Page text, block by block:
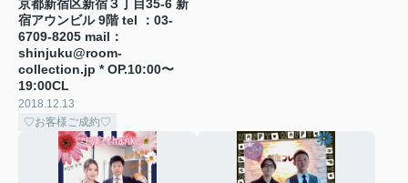
京都新宿区新宿３丁目35-6 新
宿アウンビル 9階 tel ：03-
6709-8205 mail：
shinjuku@room-
collection.jp * OP.10:00〜
19:00CL
2018.12.13
♡お客様ご成約♡